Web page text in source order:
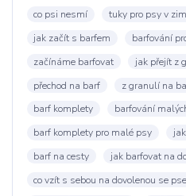
co psi nesmí
tuky pro psy v
jak začít s barfem
barfování
začínáme barfovat
jak přejít z
přechod na barf
z granulí na
barf komplety
barfování
barf komplety pro malé psy
barf na cesty
jak barfovat na
co vzít s sebou na dovolenou se